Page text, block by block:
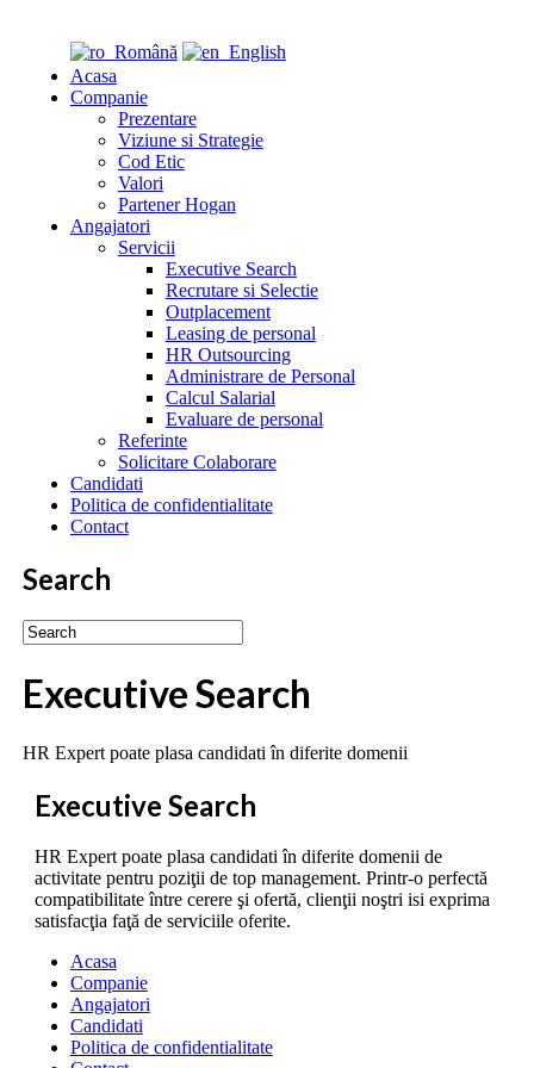
Română
English
Acasa
Companie
Prezentare
Viziune si Strategie
Cod Etic
Valori
Partener Hogan
Angajatori
Servicii
Executive Search
Recrutare si Selectie
Outplacement
Leasing de personal
HR Outsourcing
Administrare de Personal
Calcul Salarial
Evaluare de personal
Referinte
Solicitare Colaborare
Candidati
Politica de confidentialitate
Contact
Search
Executive Search
HR Expert poate plasa candidati în diferite domenii
Executive Search
HR Expert poate plasa candidati în diferite domenii de
activitate pentru poziţii de top management. Printr-o perfectă
compatibilitate între cerere şi ofertă, clienţii noştri isi exprima
satisfacţia faţă de serviciile oferite.
Acasa
Companie
Angajatori
Candidati
Politica de confidentialitate